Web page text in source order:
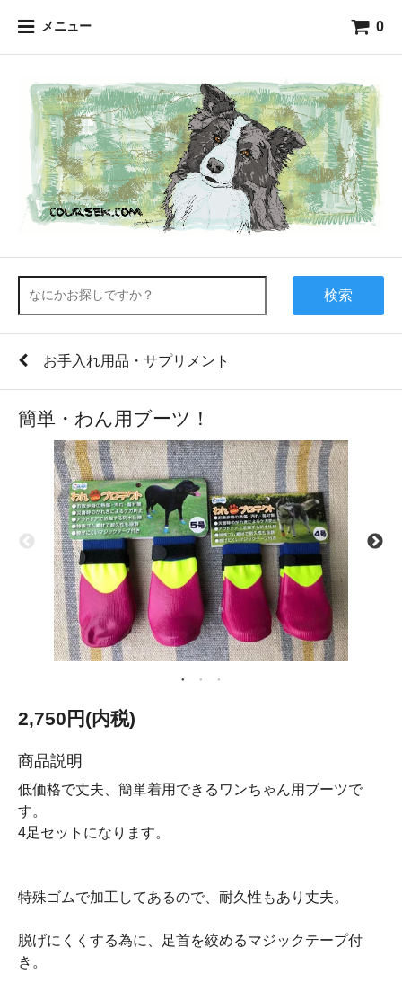
メニュー 0
検索
お手入れ用品・サプリメント
簡単・わん用ブーツ！
2,750円(内税)
商品説明
低価格で丈夫、簡単着用できるワンちゃん用ブーツで
す。
4足セットになります。
特殊ゴムで加工してあるので、耐久性もあり丈夫。
脱げにくくする為に、足首を絞めるマジックテープ付
き。